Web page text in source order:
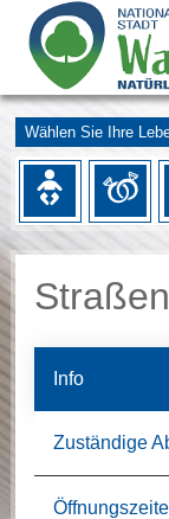
Wählen Sie Ihre
Info
Zuständige